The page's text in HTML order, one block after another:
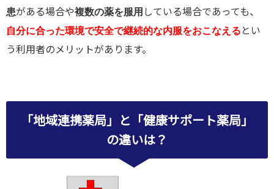
患がある場合や複数の薬を服用 している場合であっても、
自分に合った環境で安全で継続的な内服をおこなえる とい
う利用者のメリットがあります。
「地域連携薬局」と「健康サポート薬局」
の違いは？